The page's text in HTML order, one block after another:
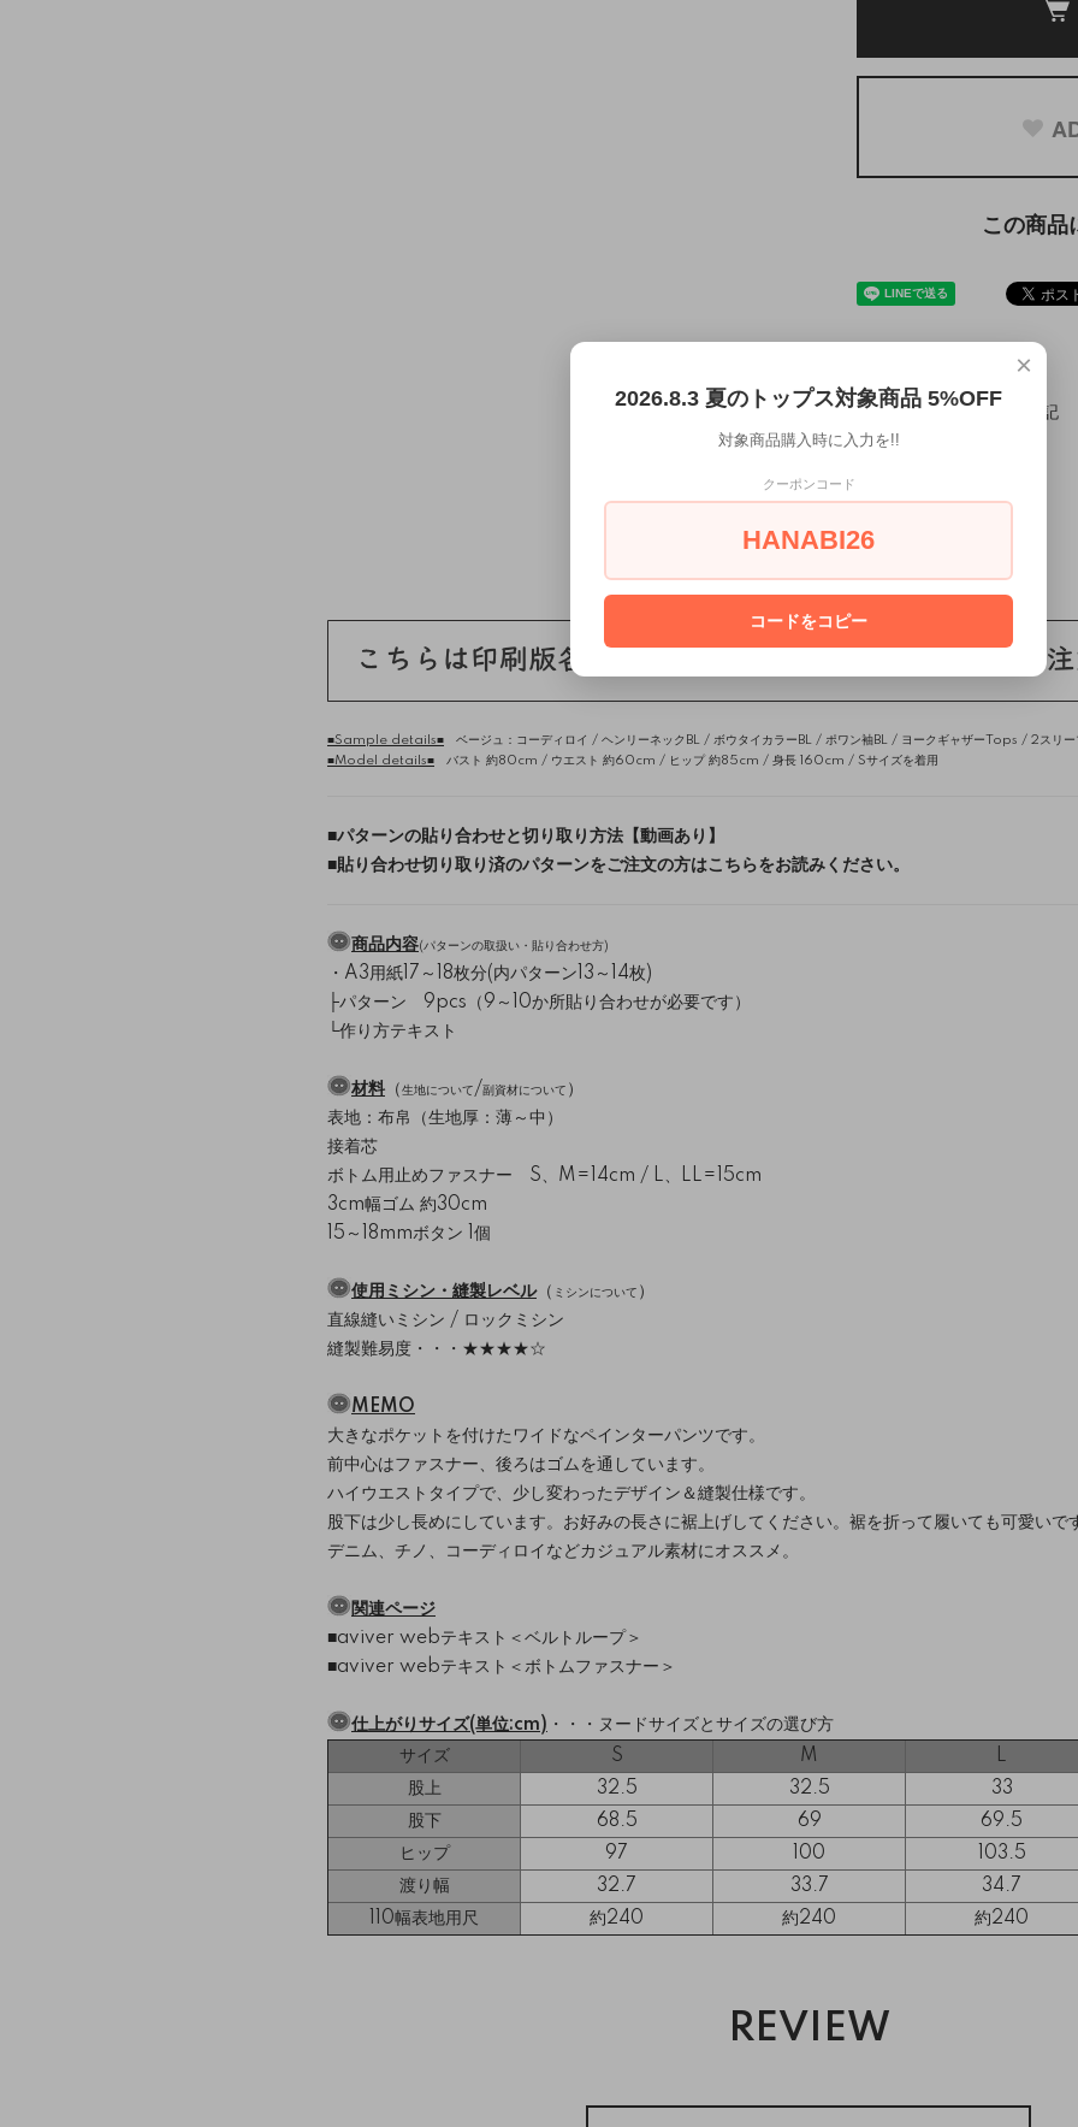
この商品
特定商取引法に基づく表記
買い物を続ける
DETAIL
■Sample details■ ベージュ：コーディロイ / ヘンリーネックBL / ボウタイカラーBL / ポワン袖BL / ヨークギャザーTops / 2スリー
■Model details■ バスト 約80cm / ウエスト 約60cm / ヒップ 約85cm / 身長 160cm / Sサイズを着用
■パターンの貼り合わせと切り取り方法【動画あり】
■貼り合わせ切り取り済のパターンをご注文の方はこちらをお読みください。
商品内容(パターンの取扱い・貼り合わせ方)
・A3用紙17～18枚分(内パターン13～14枚)
├パターン 9pcs（9～10か所貼り合わせが必要です）
└作り方テキスト
材料 （生地について/副資材について ）
表地：布帛（生地厚：薄～中）
接着芯
ボトム用止めファスナー S、M=14cm / L、LL=15cm
3cm幅ゴム 約30cm
15～18mmボタン 1個
使用ミシン・縫製レベル（ ミシンについて ）
直線縫いミシン / ロックミシン
縫製難易度・・・★★★★☆
MEMO
大きなポケットを付けたワイドなペインターパンツです。
前中心はファスナー、後ろはゴムを通しています。
ハイウエストタイプで、少し変わったデザイン＆縫製仕様です。
股下は少し長めにしています。お好みの長さに裾上げしてください。裾を折って履いても可愛いで
デニム、チノ、コーディロイなどカジュアル素材にオススメ。
関連ページ
■aviver webテキスト＜ベルトループ＞
■aviver webテキスト＜ボトムファスナー ＞
仕上がりサイズ(単位:cm) ・・・ ヌードサイズとサイズの選び方
サイズ
S M
L
股上
32.5 32.5
33
股下
68.5 69
69.5
ヒップ
97 100
103.5
渡り幅
32.7 33.7
34.7
110幅表地用尺
約240 約240 約240
REVIEW
×
2026.8.3 夏のトップス対象商品 5%OFF
対象商品購入時に入力を!!
クーポンコード
HANABI26
コードをコピー